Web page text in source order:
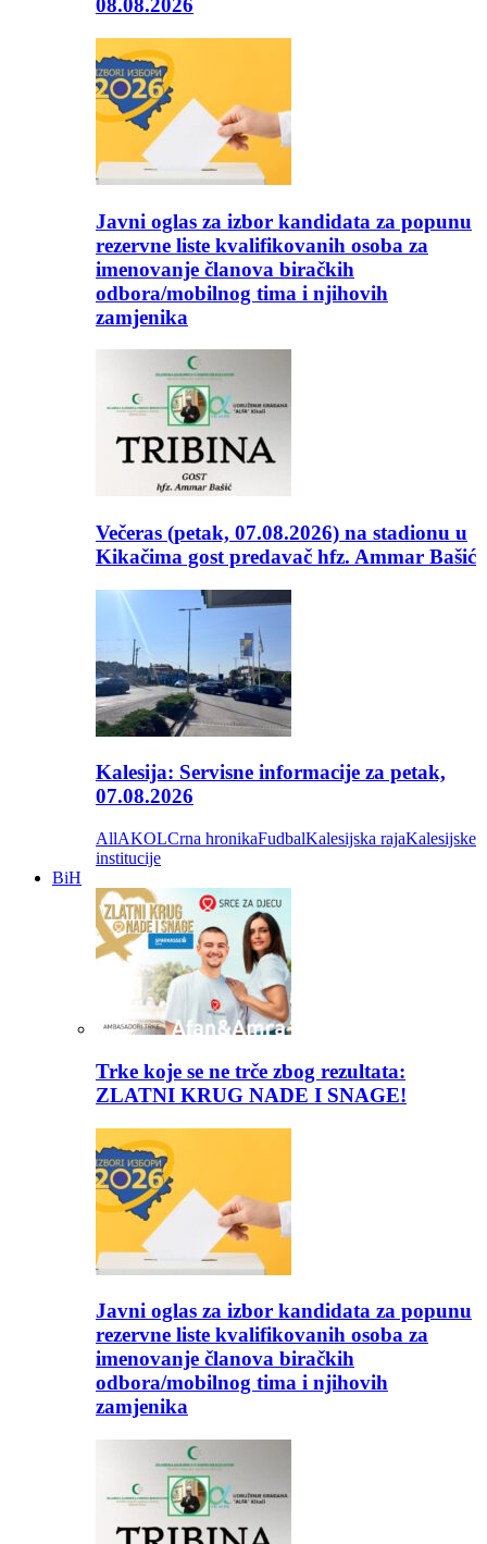
08.08.2026
Javni oglas za izbor kandidata za popunu
rezervne liste kvalifikovanih osoba za
imenovanje članova biračkih
odbora/mobilnog tima i njihovih
zamjenika
Večeras (petak, 07.08.2026) na stadionu u
Kikačima gost predavač hfz. Ammar Bašić
Kalesija: Servisne informacije za petak,
07.08.2026
AllAKOLCrna hronikaFudbalKalesijska rajaKalesijske
institucije
BiH
Trke koje se ne trče zbog rezultata:
ZLATNI KRUG NADE I SNAGE!
Javni oglas za izbor kandidata za popunu
rezervne liste kvalifikovanih osoba za
imenovanje članova biračkih
odbora/mobilnog tima i njihovih
zamjenika